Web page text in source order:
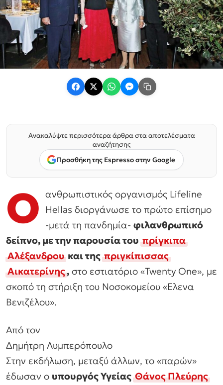
Ανακαλύψτε περισσότερα άρθρα στα αποτελέσματα
αναζήτησης
Προσθήκη της Espresso στην Google
Ο ανθρωπιστικός οργανισμός Lifeline
Hellas διοργάνωσε το πρώτο επίσημο
-μετά τη πανδημία- φιλανθρωπικό
δείπνο, με την παρουσία τουπρίγκιπα
Αλέξανδρουκαι τηςπριγκίπισσας
Αικατερίνης, στο εστιατόριο «Twenty One», με
σκοπό τη στήριξη του Νοσοκομείου «Ελενα
Βενιζέλου».
Από τον
Δημήτρη Λυμπερόπουλο
Στην εκδήλωση, μεταξύ άλλων, το «παρών»
έδωσαν ο υπουργός ΥγείαςΘάνος Πλεύρης